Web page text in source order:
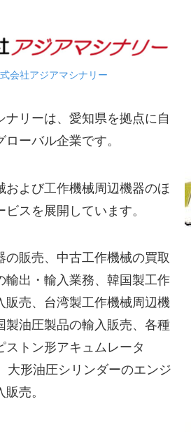
会社アジアマシナリー
ナリーは、愛知県を拠点に自
ーバル企業です。
および工作機械周辺機器のほ
スを展開しています。
の販売、中古工作機械の買取
輸出・輸入業務、韓国製工作
販売、台湾製工作機械周辺機
製油圧製品の輸入販売、各種
ストン形アキュムレータ
大形油圧シリンダーのエンジ
売。